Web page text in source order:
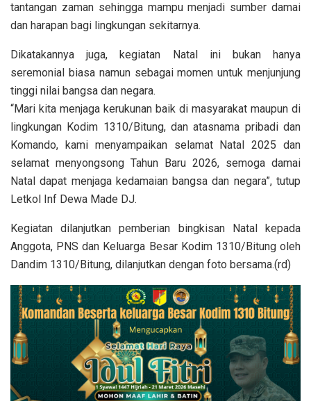
tantangan zaman sehingga mampu menjadi sumber damai
dan harapan bagi lingkungan sekitarnya.
Dikatakannya juga, kegiatan Natal ini bukan hanya
seremonial biasa namun sebagai momen untuk menjunjung
tinggi nilai bangsa dan negara.
“Mari kita menjaga kerukunan baik di masyarakat maupun di
lingkungan Kodim 1310/Bitung, dan atasnama pribadi dan
Komando, kami menyampaikan selamat Natal 2025 dan
selamat menyongsong Tahun Baru 2026, semoga damai
Natal dapat menjaga kedamaian bangsa dan negara”, tutup
Letkol Inf Dewa Made DJ.
Kegiatan dilanjutkan pemberian bingkisan Natal kepada
Anggota, PNS dan Keluarga Besar Kodim 1310/Bitung oleh
Dandim 1310/Bitung, dilanjutkan dengan foto bersama.(rd)